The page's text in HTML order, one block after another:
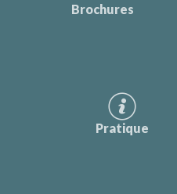
Brochures
Pratique